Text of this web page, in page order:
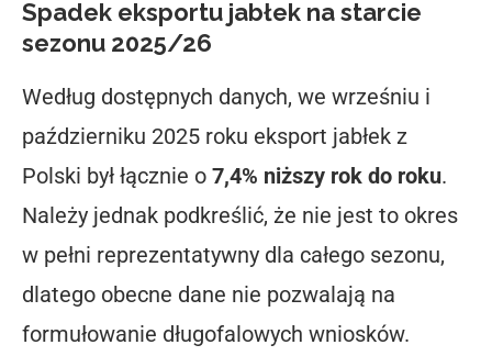
Spadek eksportu jabłek na starcie
sezonu 2025/26
Według dostępnych danych, we wrześniu i
październiku 2025 roku eksport jabłek z
Polski był łącznie o 7,4% niższy rok do roku.
Należy jednak podkreślić, że nie jest to okres
w pełni reprezentatywny dla całego sezonu,
dlatego obecne dane nie pozwalają na
formułowanie długofalowych wniosków.